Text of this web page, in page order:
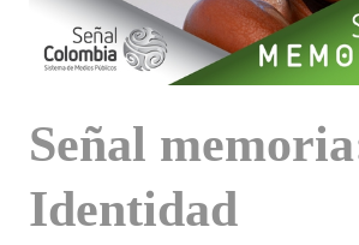
Señal
Identidad